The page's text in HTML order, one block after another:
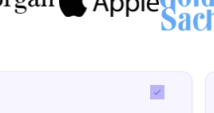
fonctionnent les quiz?
des exercices pratiques